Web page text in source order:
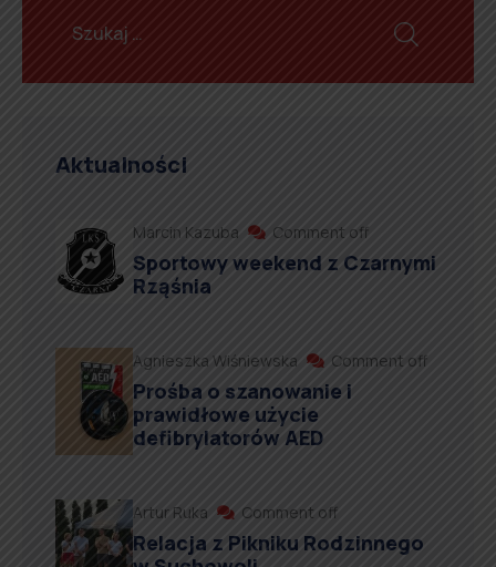
Aktualności
Marcin Kazuba Comment off
Sportowy weekend z Czarnymi
Rząśnia
Agnieszka Wiśniewska Comment off
Prośba o szanowanie i
prawidłowe użycie
defibrylatorów AED
Artur Ruka Comment off
Relacja z Pikniku Rodzinnego